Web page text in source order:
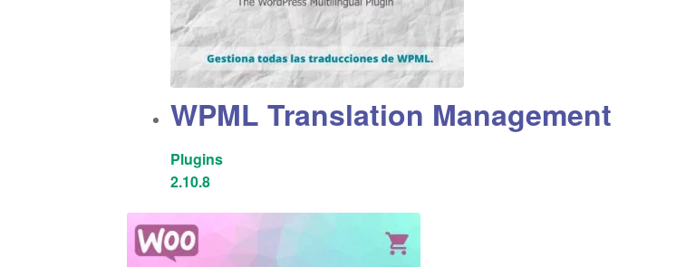
WPML Translation Management
Plugins
2.10.8